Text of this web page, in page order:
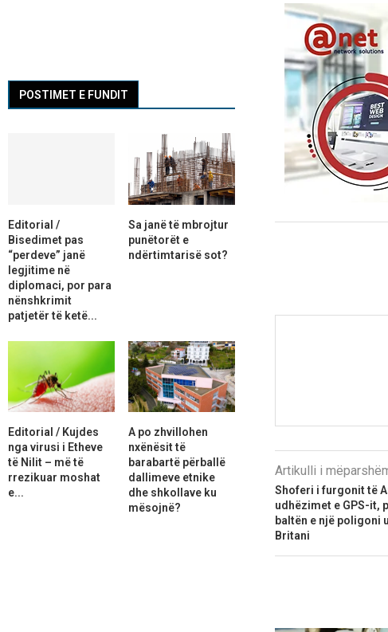
Artikulli i
Shoferi i furgonit të
udhëzimet e GPS-it,
baltën e një poligoni
Britani
POSTIMET E FUNDIT
Editorial /
Bisedimet pas
“perdeve” janë
legjitime në
diplomaci, por para
nënshkrimit
patjetër të ketë...
Sa janë të mbrojtur
punëtorët e
ndërtimtarisë sot?
Editorial / Kujdes
nga virusi i Etheve
të Nilit – më të
rrezikuar moshat
e...
A po zhvillohen
nxënësit të
barabartë përballë
dallimeve etnike
dhe shkollave ku
mësojnë?